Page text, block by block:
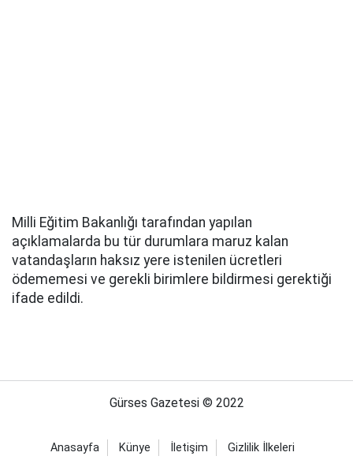
Milli Eğitim Bakanlığı tarafından yapılan
açıklamalarda bu tür durumlara maruz kalan
vatandaşların haksız yere istenilen ücretleri
ödememesi ve gerekli birimlere bildirmesi gerektiği
ifade edildi.
Gürses Gazetesi © 2022
Anasayfa Künye İletişim Gizlilik İlkeleri